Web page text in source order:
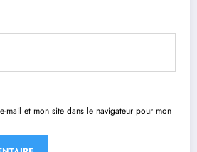
mail et mon site dans le navigateur pour mon